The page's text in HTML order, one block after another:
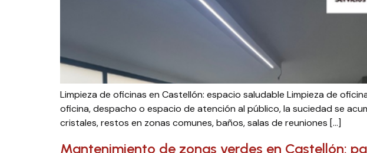
Limpieza de oficinas en Castellón: espacio saludable Limpieza de
oficina, despacho o espacio de atención al público, la suciedad se
cristales, restos en zonas comunes, baños, salas de reuniones […]
Mantenimiento de zonas verdes en Castellón: